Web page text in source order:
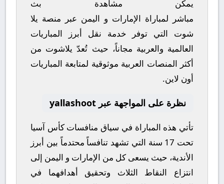
يمكن مشاهدة بث
مباشر
لمباراة الإمارات و اليمن عبر منصة يلا
شوت التي توفر خدمة نقل أبرز المباريات
العالمية والعربية مجاناً، حيث تُعدّ يلاشوت من
أكثر المنصات العربية موثوقية لمتابعة المباريات
أون لاين.
نظرة على المواجهة عبر yallashoot
تأتي هذه المباراة في سياق منافساتكأس آسيا
تحت 17 سنة
التي تشهد تنافساً محتدماً بين أبرز
الأندية، حيث يسعى كل من الإمارات و اليمن إلى
انتزاع النقاط الثلاث وتحقيق أهدافهما في